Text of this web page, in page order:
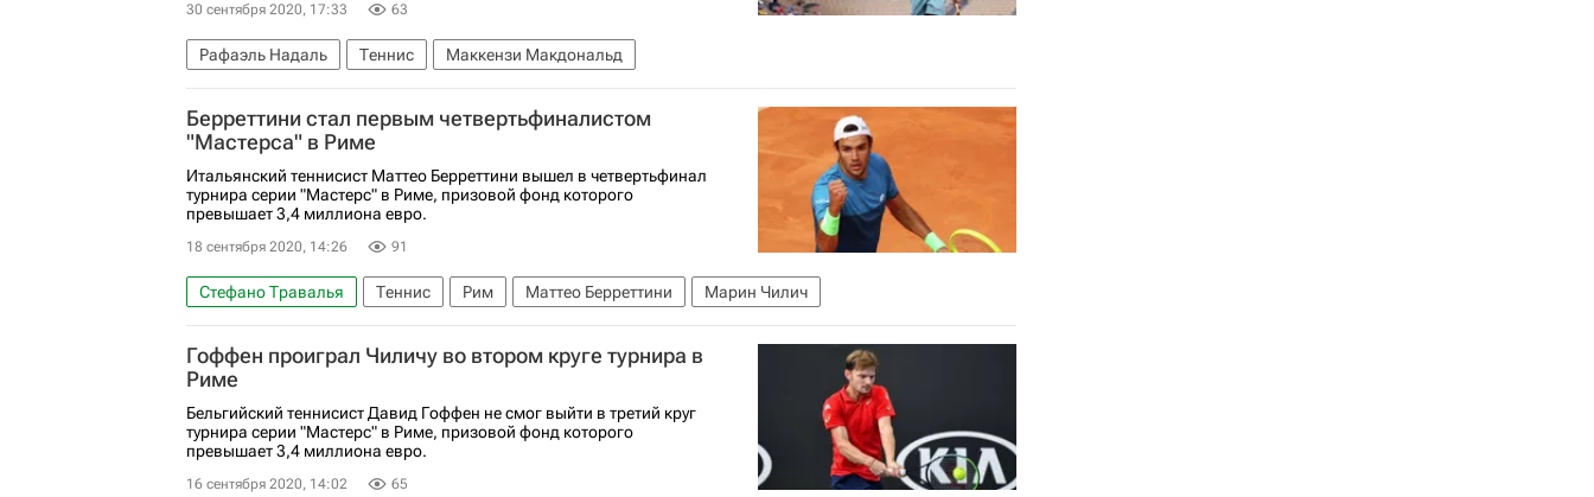
30 сентября 2020, 17:33 63
Рафаэль Надаль Теннис Маккензи Макдональд
Берреттини стал первым четвертьфиналистом
"Мастерса" в Риме
Итальянский теннисист Маттео Берреттини вышел в четвертьфинал
турнира серии "Мастерс" в Риме, призовой фонд которого
превышает 3,4 миллиона евро.
18 сентября 2020, 14:26 91
Стефано Травалья Теннис Рим Маттео Берреттини Марин Чилич
Гоффен проиграл Чиличу во втором круге турнира в
Риме
Бельгийский теннисист Давид Гоффен не смог выйти в третий круг
турнира серии "Мастерс" в Риме, призовой фонд которого
превышает 3,4 миллиона евро.
16 сентября 2020, 14:02 65